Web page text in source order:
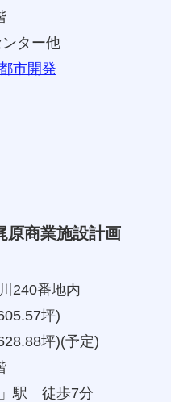
ター他
市開発
原商業施設計画
240番地内
坪)
坪)(予定)
」駅 徒歩7分